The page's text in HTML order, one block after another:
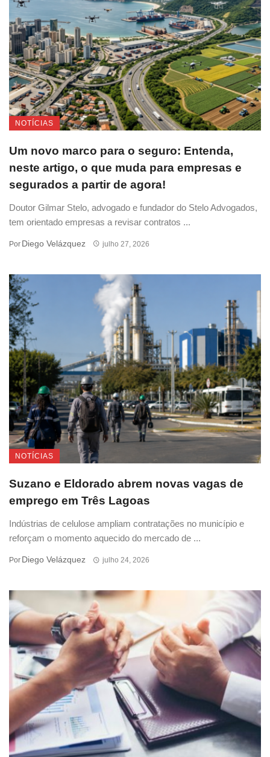
NOTÍCIAS
Um novo marco para o seguro: Entenda,
neste artigo, o que muda para empresas e
segurados a partir de agora!
Doutor Gilmar Stelo, advogado e fundador do Stelo Advogados,
tem orientado empresas a revisar contratos ...
Por Diego Velázquez julho 27, 2026
NOTÍCIAS
Suzano e Eldorado abrem novas vagas de
emprego em Três Lagoas
Indústrias de celulose ampliam contratações no município e
reforçam o momento aquecido do mercado de ...
Por Diego Velázquez julho 24, 2026